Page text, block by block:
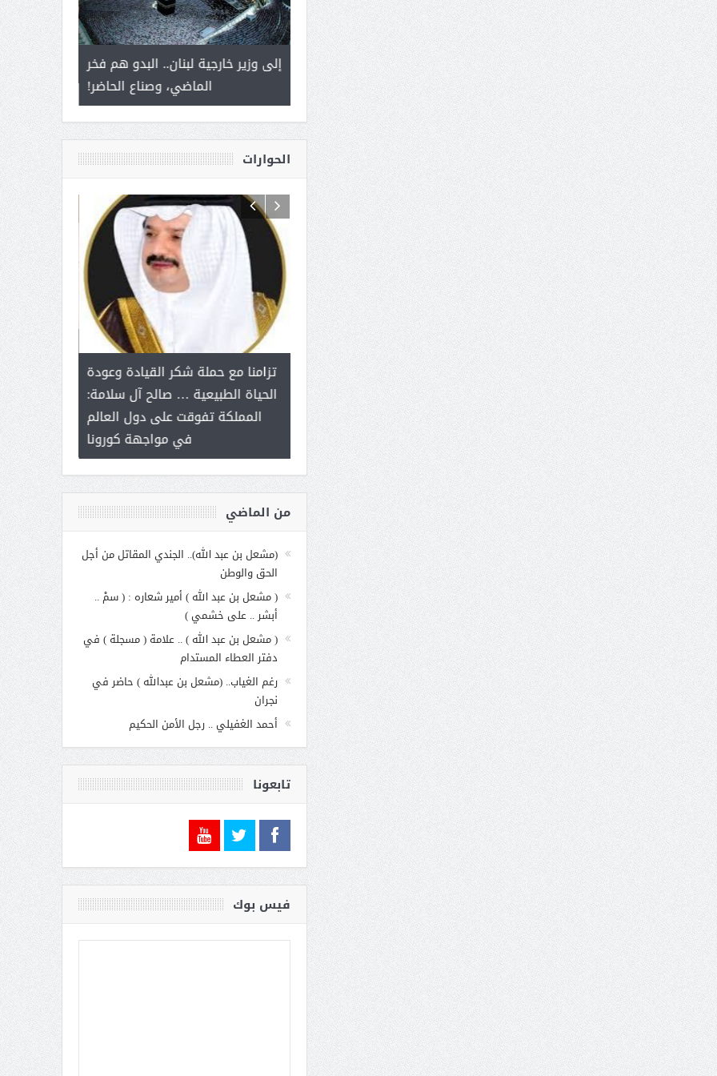
سلمان بن
إلى وزير خارجية لبنان.. البدو هم فخر
الماضي، وصناع الحاضر!
( مشعل بن عبد الله ) .. أمير يحمل
جينات الوطن ويتغذى من عشق
القيادة
حوار يحمل جينات الوطن مع الأمير
مشعل بن عبد الله بن عبد العزيز
الحوارات
للإبداع
مع الأمين
بنت
تزامنا مع حملة شكر القيادة وعودة
الحياة الطبيعية … صالح آل سلامة:
المملكة تفوقت على دول العالم
في مواجهة كورونا
رئيس غرفة نجران محيميد آل شرمه:
الانتخابات لن تؤثر على برامج
المجلس والشفافية هي أساس
عملنا
عضو مجلس الشارقة الرياضي
والمدير السابق للأكاديمية الأولمبية
في الامارات د . عبد الملك جاني :
منتدى ( اكتشاف المواهب
الاجتماعية ) فرصة للتوأمة بين
الرياضة والعمل الاجتماعي
من الماضي
(مشعل بن عبد الله).. الجندي المقاتل من أجل
الحق والوطن
( مشعل بن عبد الله ) أمير شعاره : ( سمْ ..
أبشر .. على خشمي )
( مشعل بن عبد الله ) .. علامة ( مسجلة ) في
دفتر العطاء المستدام
رغم الغياب.. (مشعل بن عبدالله ) حاضر في
نجران
أحمد الغفيلي .. رجل الأمن الحكيم
تابعونا
فيس بوك